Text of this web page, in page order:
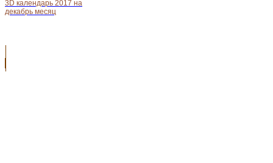
3D календарь 2017 на
декабрь месяц